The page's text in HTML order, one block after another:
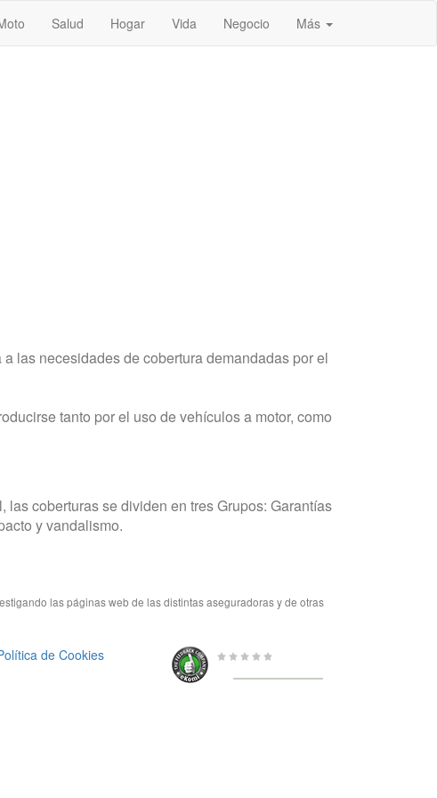
Salud Hogar Vida Negocio Más
las necesidades de cobertura demandadas por el
tanto por el uso de vehículos a motor, como
coberturas se dividen en tres Grupos: Garantías
y vandalismo.
las páginas web de las distintas aseguradoras y de otras
de Cookies